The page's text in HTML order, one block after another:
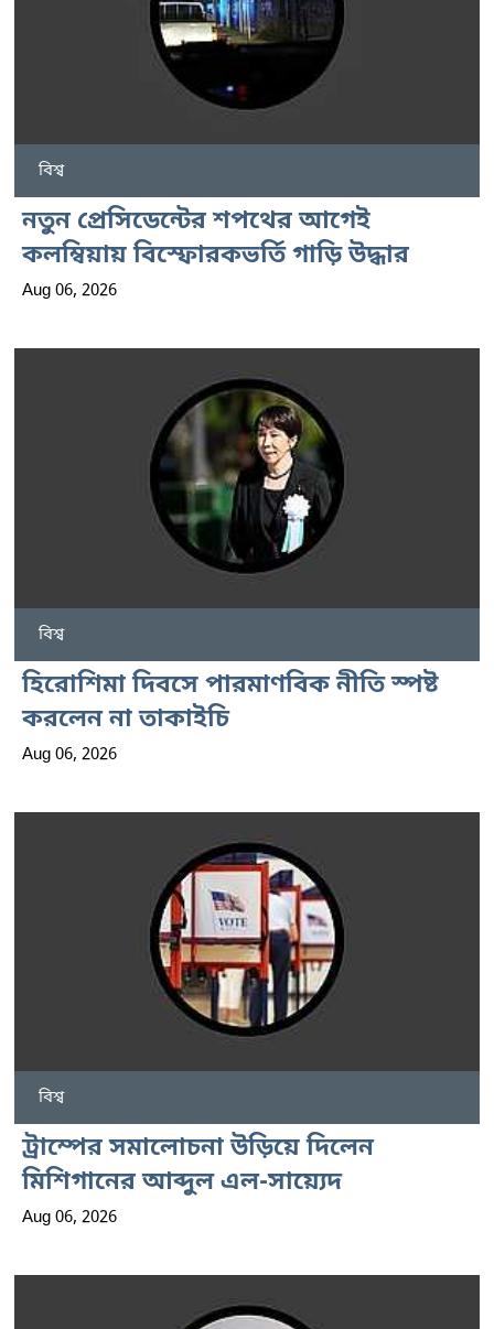
বিশ্ব
নতুন প্রেসিডেন্টের শপথের আগেই
কলম্বিয়ায় বিস্ফোরকভর্তি গাড়ি উদ্ধার
Aug 06, 2026
বিশ্ব
হিরোশিমা দিবসে পারমাণবিক নীতি স্পষ্ট
করলেন না তাকাইচি
Aug 06, 2026
বিশ্ব
ট্রাম্পের সমালোচনা উড়িয়ে দিলেন
মিশিগানের আব্দুল এল-সায়্যেদ
Aug 06, 2026